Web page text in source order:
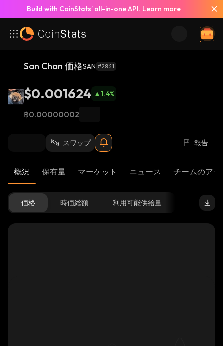
Build with CoinStats’ all-in-one API. Learn more
San Chan 価格SAN #2921
$0.001624 1.4%
฿0.00000002
スワップ 報告
概況 保有量 マーケット ニュース チームのア
価格 時価総額 利用可能供給量